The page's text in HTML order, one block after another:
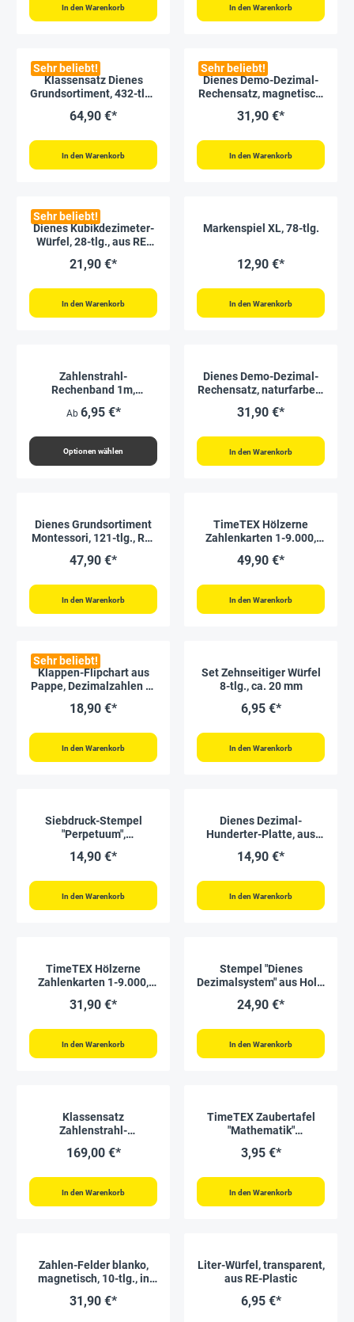
In den Warenkorb In den Warenkorb
Sehr beliebt!
Klassensatz Dienes
Grundsortiment, 432-tlg.,
naturfarben
64,90 €*
In den Warenkorb
Sehr beliebt!
Dienes Demo-Dezimal-
Rechensatz, magnetisch,
31,90 €*
In den Warenkorb
Sehr beliebt!
Dienes Kubikdezimeter-
Würfel, 28-tlg., aus RE-
21,90 €*
In den Warenkorb
Markenspiel XL, 78-tlg.
12,90 €*
In den Warenkorb
Zahlenstrahl-
Rechenband 1m,
Ab 6,95 €*
Optionen wählen
Dienes Demo-Dezimal-
Rechensatz, naturfarben,
Karton
31,90 €*
In den Warenkorb
Dienes Grundsortiment
Montessori, 121-tlg., RE-
"Montessori Premium"
47,90 €*
In den Warenkorb
TimeTEX Hölzerne
Zahlenkarten 1-9.000,
"Montessori Premium"
49,90 €*
In den Warenkorb
Sehr beliebt!
Klappen-Flipchart aus
Pappe, Dezimalzahlen 0-
18,90 €*
In den Warenkorb
Set Zehnseitiger Würfel
8-tlg., ca. 20 mm
6,95 €*
In den Warenkorb
Siebdruck-Stempel
"Perpetuum",
14,90 €*
In den Warenkorb
Dienes Dezimal-
Hunderter-Platte, aus
14,90 €*
In den Warenkorb
TimeTEX Hölzerne
Zahlenkarten 1-9.000,
"Montessori Premium"
31,90 €*
In den Warenkorb
Stempel "Dienes
Dezimalsystem" aus Holz,
24,90 €*
In den Warenkorb
Klassensatz
Zahlenstrahl-
tlg., in Box
169,00 €*
In den Warenkorb
TimeTEX Zaubertafel
"Mathematik"
3,95 €*
In den Warenkorb
Zahlen-Felder blanko,
magnetisch, 10-tlg., in
31,90 €*
Liter-Würfel, transparent,
aus RE-Plastic
6,95 €*